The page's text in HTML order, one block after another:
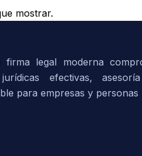
mostrar.
legal moderna
efectivas,
para empresas y personas